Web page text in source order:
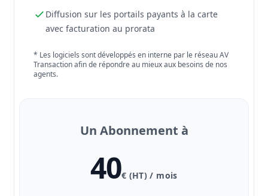
Diffusion sur les portails payants à la carte
avec facturation au prorata
* Les logiciels sont développés en interne par le réseau AV
Transaction afin de répondre au mieux aux besoins de nos
agents.
Un Abonnement à
40€ (HT) / mois